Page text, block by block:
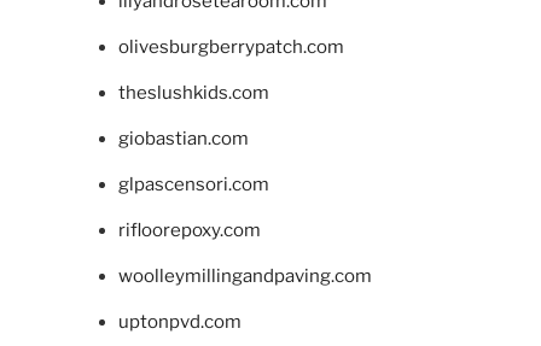
olivesburgberrypatch.com
theslushkids.com
giobastian.com
glpascensori.com
rifloorepoxy.com
woolleymillingandpaving.com
uptonpvd.com